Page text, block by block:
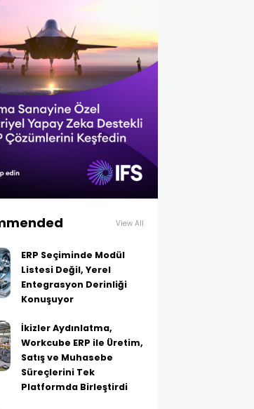
View All
ERP Seçiminde Modül
Listesi Değil, Yerel
Entegrasyon Derinliği
Konuşuyor
İkizler Aydınlatma,
Workcube ERP ile Üretim,
Satış ve Muhasebe
Süreçlerini Tek
Platformda Birleştirdi